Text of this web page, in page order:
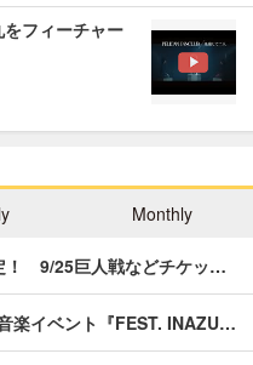
フィーチャー
Monthly
！ 9/25巨人戦などチケッ…
楽イベント『FEST. INAZU…